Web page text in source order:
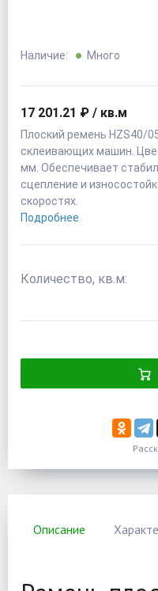
Наличие: Много
17 201.21 ₽ / кв.м
Плоский ремень HZS40/
склеивающих машин.
мм. Обеспечивает
сцепление и
скоростях.
Подробнее
Количество, кв.м:
Описание